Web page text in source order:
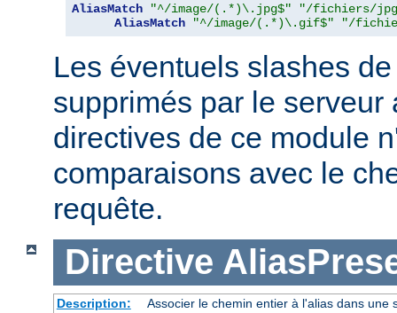
AliasMatch "^/image/(.*)\.jpg$"
"/fichiers/
AliasMatch
"^/image/(.*)\.gif$" "/
Les éventuels slashes
supprimés par le serveur
directives de ce module
comparaisons avec le
requête.
Directive
Description:
Associer le chemin entier à l'alias dans une